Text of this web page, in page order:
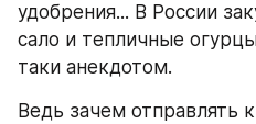
удобрения... В России
сало и тепличные
таки анекдотом.
Ведь зачем отправлять